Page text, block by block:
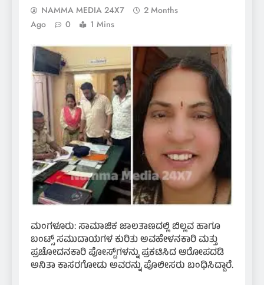
NAMMA MEDIA 24X7
2 Months
Ago
0 1 Mins
ಮಂಗಳೂರು: ಸಾಮಾಜಿಕ ಜಾಲತಾಣದಲ್ಲಿ ಬಿಲ್ಲವ ಹಾಗೂ
ಬಂಟ್ಸ್ ಸಮುದಾಯಗಳ ಕುರಿತು ಅವಹೇಳನಕಾರಿ ಮತ್ತು
ಪ್ರಚೋದನಕಾರಿ ಪೋಸ್ಟ್‌ಗಳನ್ನು ಪ್ರಕಟಿಸಿದ ಆರೋಪದಡಿ
ಅನಿತಾ ಕಾಸರಗೋಡು ಅವರನ್ನು ಪೊಲೀಸರು ಬಂಧಿಸಿದ್ದಾರೆ.